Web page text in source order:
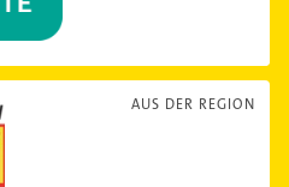
AUS DER REGION